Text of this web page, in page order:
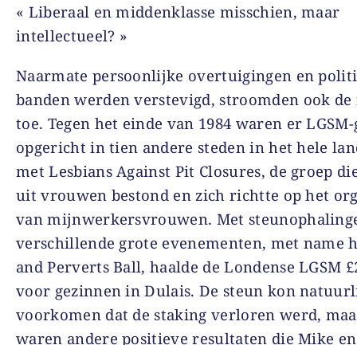
« Liberaal en middenklasse misschien, maar
intellectueel? »
Naarmate persoonlijke overtuigingen en
banden werden verstevigd, stroomden ook de
toe. Tegen het einde van 1984 waren er
opgericht in tien andere steden in het hele
met Lesbians Against Pit Closures, de groep
uit vrouwen bestond en zich richtte op het
van mijnwerkersvrouwen. Met
verschillende grote evenementen, met name
and Perverts Ball, haalde de Londense LGSM
voor gezinnen in Dulais. De steun kon
voorkomen dat de staking verloren werd,
waren andere positieve resultaten die Mike